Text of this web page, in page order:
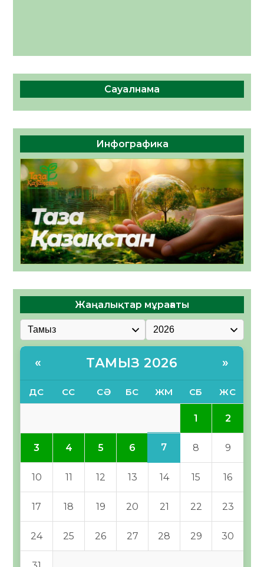
Сауалнама
Инфографика
Жаңалықтар мұрағаты
« ТАМЫЗ 2026 »
ДС СС СӘ БС ЖМ СБ ЖС
1 2
3 4 5 6 7 8 9
10 11 12 13 14 15 16
17 18 19 20 21 22 23
24 25 26 27 28 29 30